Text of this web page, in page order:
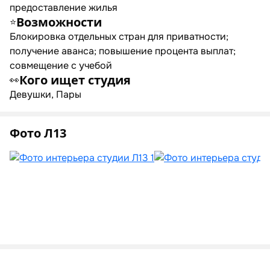
предоставление жилья
⭐Возможности
Блокировка отдельных стран для приватности;
получение аванса; повышение процента выплат;
совмещение с учебой
👀Кого ищет студия
Девушки, Пары
Фото Л13